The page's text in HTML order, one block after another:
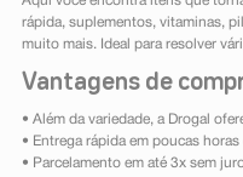
rápida, suplementos, vitaminas,
muito mais. Ideal para resolver
Vantagens de
• Além da variedade, a Drogal
• Entrega rápida em poucas
• Parcelamento em até 3x sem